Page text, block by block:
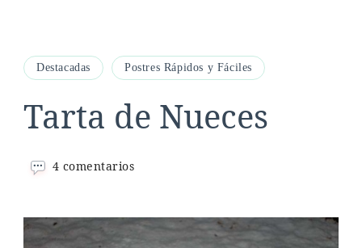
Destacadas Postres Rápidos y Fáciles
Tarta de Nueces
4 comentariosen
Nueces